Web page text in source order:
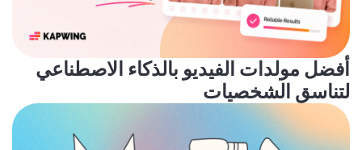
أفضل مولدات الفيديو بالذكاء الاصطناعي
لتناسق الشخصيات